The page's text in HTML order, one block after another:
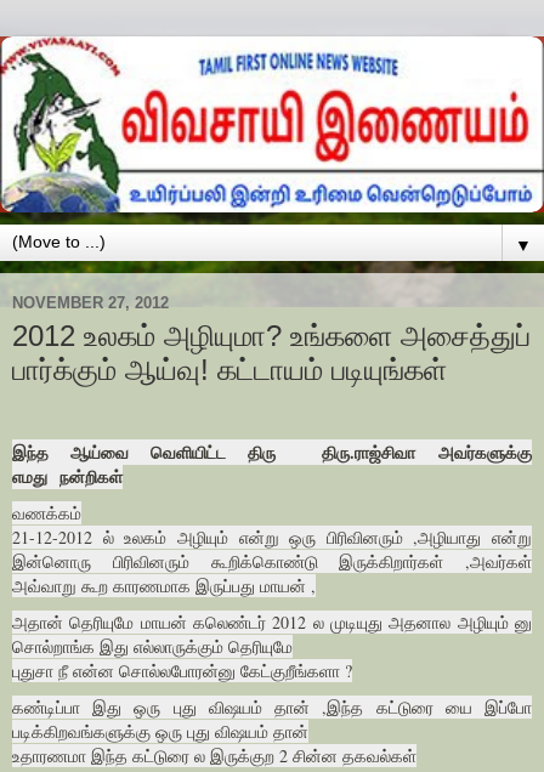
▼
NOVEMBER 27, 2012
2012 உலகம் அழியுமா? உங்களை அசைத்துப்
பார்க்கும் ஆய்வு! கட்டாயம் படியுங்கள்
இந்த ஆய்வை வெளியிட்ட திரு திரு.ராஜ்சிவா அவர்களுக்கு
எமது நன்றிகள்
வணக்கம்
21-12-2012 ல் உலகம் அழியும் என்று ஒரு பிரிவினரும் ,அழியாது என்று
இன்னொரு பிரிவினரும் கூறிக்கொண்டு இருக்கிறார்கள் ,அவர்கள்
அவ்வாறு கூற காரணமாக இருப்பது மாயன் ,
அதான் தெரியுமே மாயன் கலெண்டர் 2012 ல முடியுது அதனால அழியும் னு
சொல்றாங்க இது எல்லாருக்கும் தெரியுமே
புதுசா நீ என்ன சொல்லபோரன்னு கேட்குறீங்களா ?
கண்டிப்பா இது ஒரு புது விஷயம் தான் ,இந்த கட்டுரை யை இப்போ
படிக்கிறவங்களுக்கு ஒரு புது விஷயம் தான்
உதாரணமா இந்த கட்டுரை ல இருக்குற 2 சின்ன தகவல்கள்